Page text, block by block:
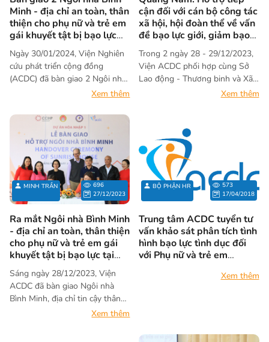
Minh - địa chỉ an toàn, thân
thiện cho phụ nữ và trẻ em
gái khuyết tật bị bạo lực
tại tỉnh Quảng Trị và Thừa
Thiên Huế
Ngày 30/01/2024, Viện Nghiên
cứu phát triển cộng đồng
(ACDC) đã bàn giao 2 Ngôi nhà
Bình Minh cho 2 tỉnh Quảng Trị
địa chỉ tạm lánh an toàn, thân
thiện cho phụ nữ và trẻ em gái
khuyết tật bị bạo lực giới. Ngôi
nhà được hoàn thành trong
khuôn khổ dự án Hòa nhập 1
chủ dự án là Trung tâm Hành
động quốc gia khắc phục hậu
quả chất độc hóa học và môi
trường (NACCET). Như vậy, kể
từ tháng 12 năm 2023, Viện
ACDC đã tiến hành bàn giao và
đi vào sử dụng 03 Ngôi nhà
Bình Minh trong cả nước.
Xem thêm
cận đối với cán bộ công tác
xã hội, hội đoàn thể về vấn
đề bạo lực giới, giảm bạo
lực giới đối với người
khuyết tật
Trong 2 ngày 28 - 29/12/2023,
Viện ACDC phối hợp cùng Sở
Lao động - Thương binh và Xã
hội tỉnh Quảng Nam tổ chức
đoàn thể về vấn đề bạo lực giới,
giảm bạo lực giới đối với người
khuyết tật”.
Xem thêm
MINH TRẦN
696
27/12/2023
Ra mắt Ngôi nhà Bình Minh
- địa chỉ an toàn, thân thiện
cho phụ nữ và trẻ em gái
khuyết tật bị bạo lực tại
Quảng Nam
Sáng ngày 28/12/2023, Viện
ACDC đã bàn giao Ngôi nhà
Bình Minh, địa chỉ tin cậy thân
thiện với phụ nữ, trẻ em gái
Xem thêm
BỘ PHẬN HR
573
17/04/2018
Trung tâm ACDC tuyển tư
vấn khảo sát phân tích tình
hình bạo lực tình dục đối
với Phụ nữ và trẻ em
Xem thêm